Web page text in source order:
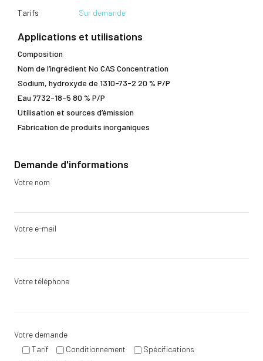
Tarifs Sur demande
Applications et utilisations
Composition
Nom de l’ingrédient No CAS Concentration
Sodium, hydroxyde de 1310-73-2 20 % P/P
Eau 7732-18-5 80 % P/P
Utilisation et sources d’émission
Fabrication de produits inorganiques
Demande d'informations
Votre nom
Votre e-mail
Votre téléphone
Votre demande
Tarif
Conditionnement
Spécifications